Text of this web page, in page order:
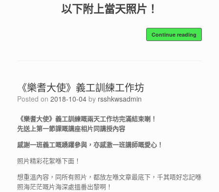
以下附上當天照片！
Continue reading
《樂耆大使》義工訓練工作坊
Posted on 2018-10-04 by rsshkwsadmin
《樂耆大使》義工訓練嘅兩天工作坊完滿結束喇！
先送上第一節課嘅講座相片同講授內容
感謝一班義工嘅踴躍參與，亦感激一班講師嘅愛心！
照片精彩花絮喺下面！
想重溫內容，同所有照片，都放左喺文章最底下，千其唔好忘記喺
照海茫茫嘅片海深處搵番出黎啊！